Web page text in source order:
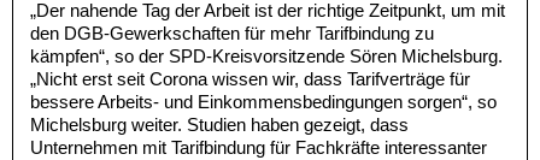
„Der nahende Tag der Arbeit ist der richtige Zeitpunkt, um mit
den DGB-Gewerkschaften für mehr Tarifbindung zu
kämpfen“, so der SPD-Kreisvorsitzende Sören Michelsburg.
„Nicht erst seit Corona wissen wir, dass Tarifverträge für
bessere Arbeits- und Einkommensbedingungen sorgen“, so
Michelsburg weiter. Studien haben gezeigt, dass
Unternehmen mit Tarifbindung für Fachkräfte interessanter